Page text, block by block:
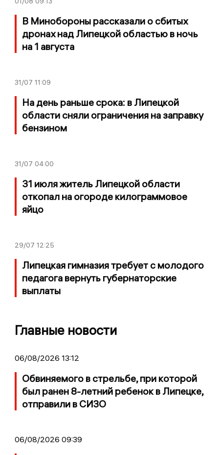
В Минобороны рассказали о сбитых
дронах над Липецкой областью в ночь
на 1 августа
31/07 11:09
На день раньше срока: в Липецкой
области сняли ограничения на заправку
бензином
31/07 04:00
31 июля житель Липецкой области
откопал на огороде килограммовое
яйцо
29/07 12:25
Липецкая гимназия требует с молодого
педагога вернуть губернаторские
выплаты
Главные новости
06/08/2026 13:12
Обвиняемого в стрельбе, при которой
был ранен 8-летний ребенок в Липецке,
отправили в СИЗО
06/08/2026 09:39